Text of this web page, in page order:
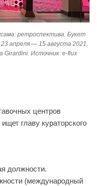
ретроспектива. Букет
апреля — 15 августа 2021.
Girardini. Источник: e-flux
центров
главу кураторского
должности.
(международный